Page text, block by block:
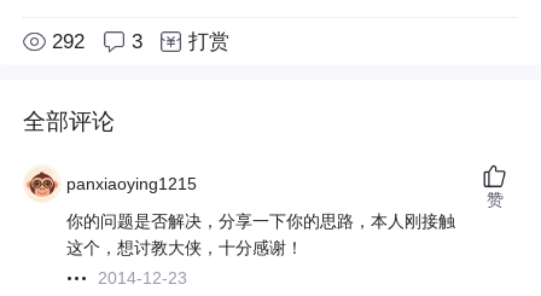
292 3 打赏
全部评论
panxiaoying1215
你的问题是否解决，分享一下你的思路，本人刚接触
这个，想讨教大侠，十分感谢！
2014-12-23
赞